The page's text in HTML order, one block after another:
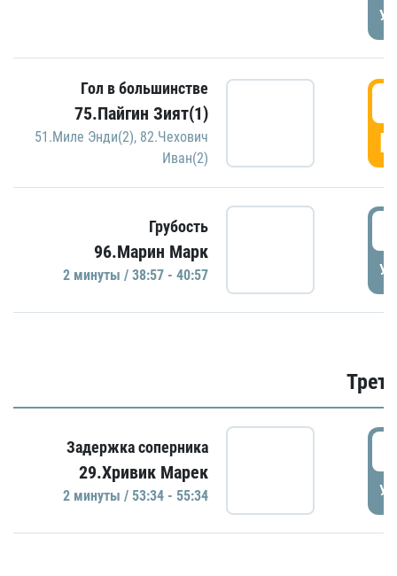
Гол в большинстве
75.Пайгин Зият(1)
51.Миле Энди(2), 82.Чехович
Иван(2)
Грубость
96.Марин Марк
2 минуты / 38:57 - 40:57
Задержка соперника
29.Хривик Марек
2 минуты / 53:34 - 55:34